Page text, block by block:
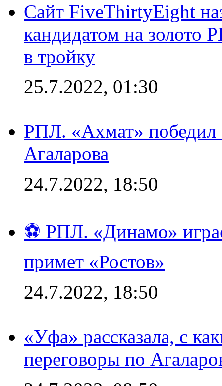
Сайт FiveThirtyEight
кандидатом на
в тройку
25.7.2022, 01:30
РПЛ. «Ахмат» победил
Агаларова
24.7.2022, 18:50
⚽ РПЛ. «Динамо»
примет «Ростов»
24.7.2022, 18:50
«Уфа» рассказала, с
переговоры по